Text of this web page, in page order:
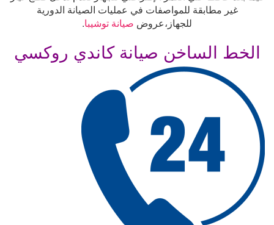
غير مطابقة للمواصفات في عمليات الصيانة الدورية
للجهاز،عروض صيانة توشيبا.
الخط الساخن صيانة كاندي روكسي